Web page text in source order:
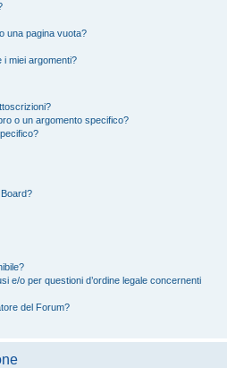
una pagina vuota?
miei argomenti?
o un argomento specifico?
e/o per questioni d’ordine legale concernenti
del Forum?